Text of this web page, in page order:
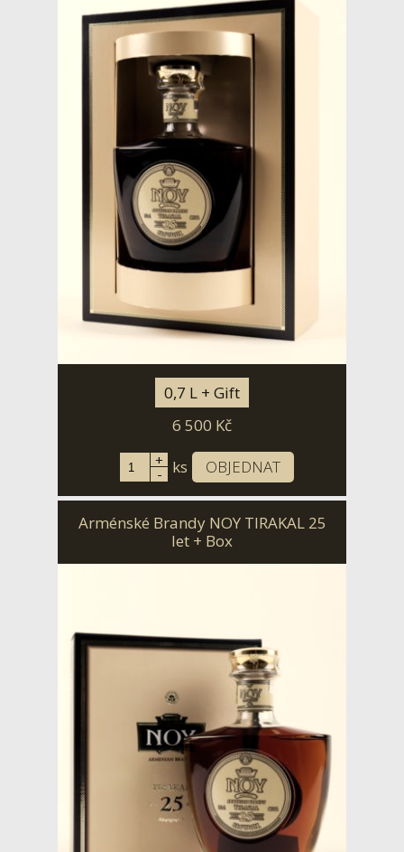
0,7 L + Gift
6 500 Kč
+
- ks OBJEDNAT
Arménské Brandy NOY TIRAKAL 25
let + Box